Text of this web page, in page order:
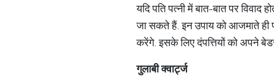
यदि पति पत्नी में बात-बात पर
जा सकते हैं. इन उपाय को आजमाते ही
करेंगे. इसके लिए दंपत्तियों को अपने
गुलाबीक्वार्ट्ज